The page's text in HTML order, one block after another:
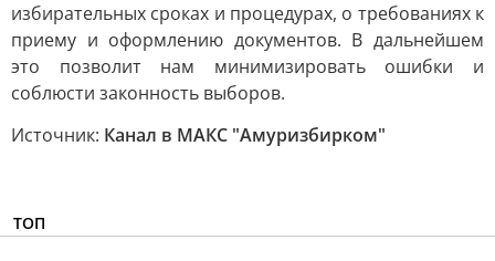
избирательных сроках и процедурах, о требованиях к
приему и оформлению документов. В дальнейшем
это позволит нам минимизировать ошибки и
соблюсти законность выборов.
Источник: Канал в МАКС "Амуризбирком"
ТОП